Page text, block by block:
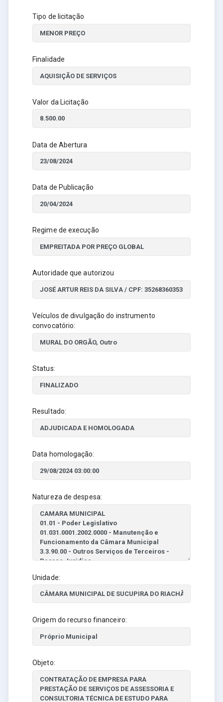
Tipo de licitação
Finalidade
Valor da Licitação
Data de Abertura
Data de Publicação
Regime de execução
Autoridade que autorizou
Veículos de divulgação do instrumento
convocatório:
Status:
Resultado:
Data homologação:
Natureza de despesa:
Unidade:
Origem do recurso financeiro:
Objeto: